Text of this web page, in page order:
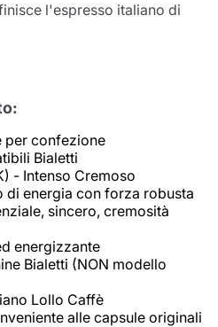
l'espresso italiano di
per confezione
Bialetti
- Intenso Cremoso
di energia con forza robusta
sincero, cremosità
energizzante
Bialetti (NON modello
Lollo Caffè
alle capsule originali